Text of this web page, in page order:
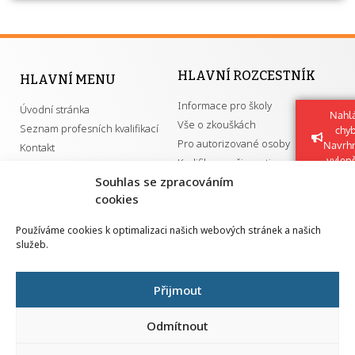
Souhlas se zpracováním
cookies
Používáme cookies k optimalizaci našich webových stránek a našich
služeb.
Přijmout
Odmítnout
HLAVNÍ MENU
Úvodní stránka
Seznam profesních kvalifikací
Kontakt
HLAVNÍ ROZCESTNÍK
Informace pro školy
Vše o zkouškách
Pro autorizované osoby
Kvalifikace a živnosti
GDPR
Národní pedagogický institut ČR
Senovážné náměstí 25
110 00 Praha 1